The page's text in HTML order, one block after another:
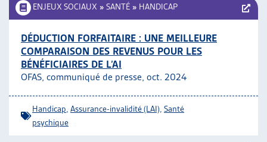
ENJEUX SOCIAUX » SANTÉ » HANDICAP
DÉDUCTION FORFAITAIRE : UNE MEILLEURE
COMPARAISON DES REVENUS POUR LES
BÉNÉFICIAIRES DE L’AI
OFAS, communiqué de presse, oct. 2024
Handicap Assurance-invalidité (LAI) Santé
psychique